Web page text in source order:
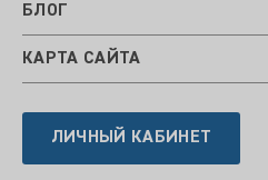
БЛОГ
КАРТА САЙТА
ЛИЧНЫЙ КАБИНЕТ